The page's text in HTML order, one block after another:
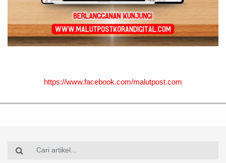
https://www.facebook.com/malutpost.com